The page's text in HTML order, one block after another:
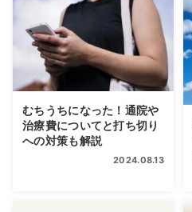
むちうちになった！通院や
治療費についてと打ち切り
への対策も解説
2024.08.13